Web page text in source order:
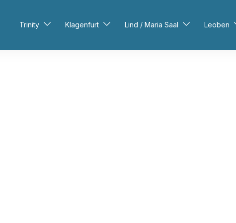
Trinity Klagenfurt Lind / Maria Saal Leoben